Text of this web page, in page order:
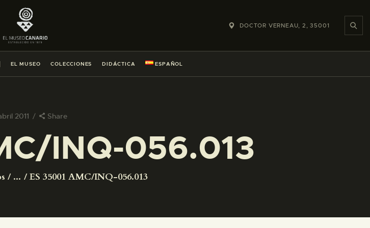
DOCTOR VERNEAU, 2, 35001
EL MUSEO COLECCIONES DIDÁCTICA ESPAÑOL
2011 Share
INQ-056.013
... ES 35001 AMC/INQ-056.013